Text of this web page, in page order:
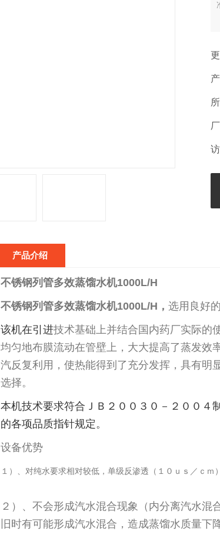
2026-06-26
2025-11-17
产品介绍
不锈钢列管多效蒸馏水机1000L/H
不锈钢列管多效蒸馏水机1000L/H， 选用良好
该机在引进技术基础上并结合国内药厂实际的
均匀地布膜流动在管壁上，大大提高了蒸发效
汽反复利用，使热能得到了充分发挥，具有明
选择。
本机技术要求符合ＪＢ２００３０－２００４
的各项品质指针规定。
设备优势
１）、对纯水要求相对较低，单级反渗透（１０ｕｓ／ｃ
２）、不会形成汽水混合现象（内分离汽水
旧时有可能形成汽水混合，造成蒸馏水质量下